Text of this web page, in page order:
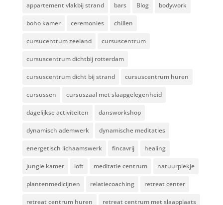
appartement vlakbij strand bars Blog bodywork
boho kamer ceremonies chillen
cursucentrum zeeland cursuscentrum
cursuscentrum dichtbij rotterdam
cursuscentrum dicht bij strand cursuscentrum huren
cursussen cursuszaal met slaapgelegenheid
dagelijkse activiteiten dansworkshop
dynamisch ademwerk dynamische meditaties
energetisch lichaamswerk fincavrij healing
jungle kamer loft meditatie centrum natuurplekje
plantenmedicijnen relatiecoaching retreat center
retreat centrum huren retreat centrum met slaapplaats